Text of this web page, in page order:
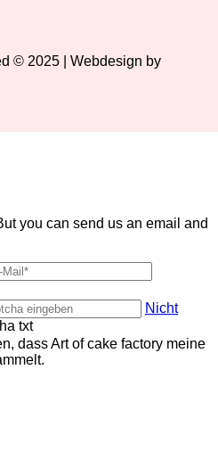
© 2025 | Webdesign by
you can send us an email and
Nicht
dass Art of cake factory meine